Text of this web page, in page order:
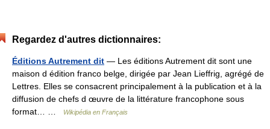
Regardez d'autres dictionnaires:
Éditions Autrement dit — Les éditions Autrement dit sont une
maison d édition franco belge, dirigée par Jean Lieffrig, agrégé de
Lettres. Elles se consacrent principalement à la publication et à la
diffusion de chefs d œuvre de la littérature francophone sous
format… …
Wikipédia en Français